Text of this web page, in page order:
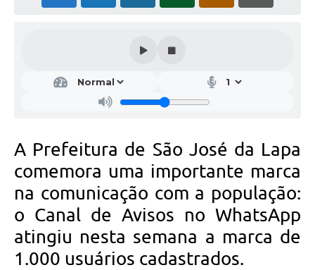
A Prefeitura de São José da Lapa
comemora uma importante marca
na comunicação com a população:
o Canal de Avisos no WhatsApp
atingiu nesta semana a marca de
1.000 usuários cadastrados.